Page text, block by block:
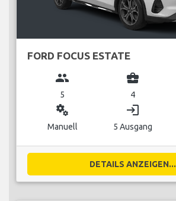
FORD FOCUS ESTATE
group
5
business_center
4
miscellaneous_services
Manuell
login
5 Ausgang
DETAILS ANZEIGEN...